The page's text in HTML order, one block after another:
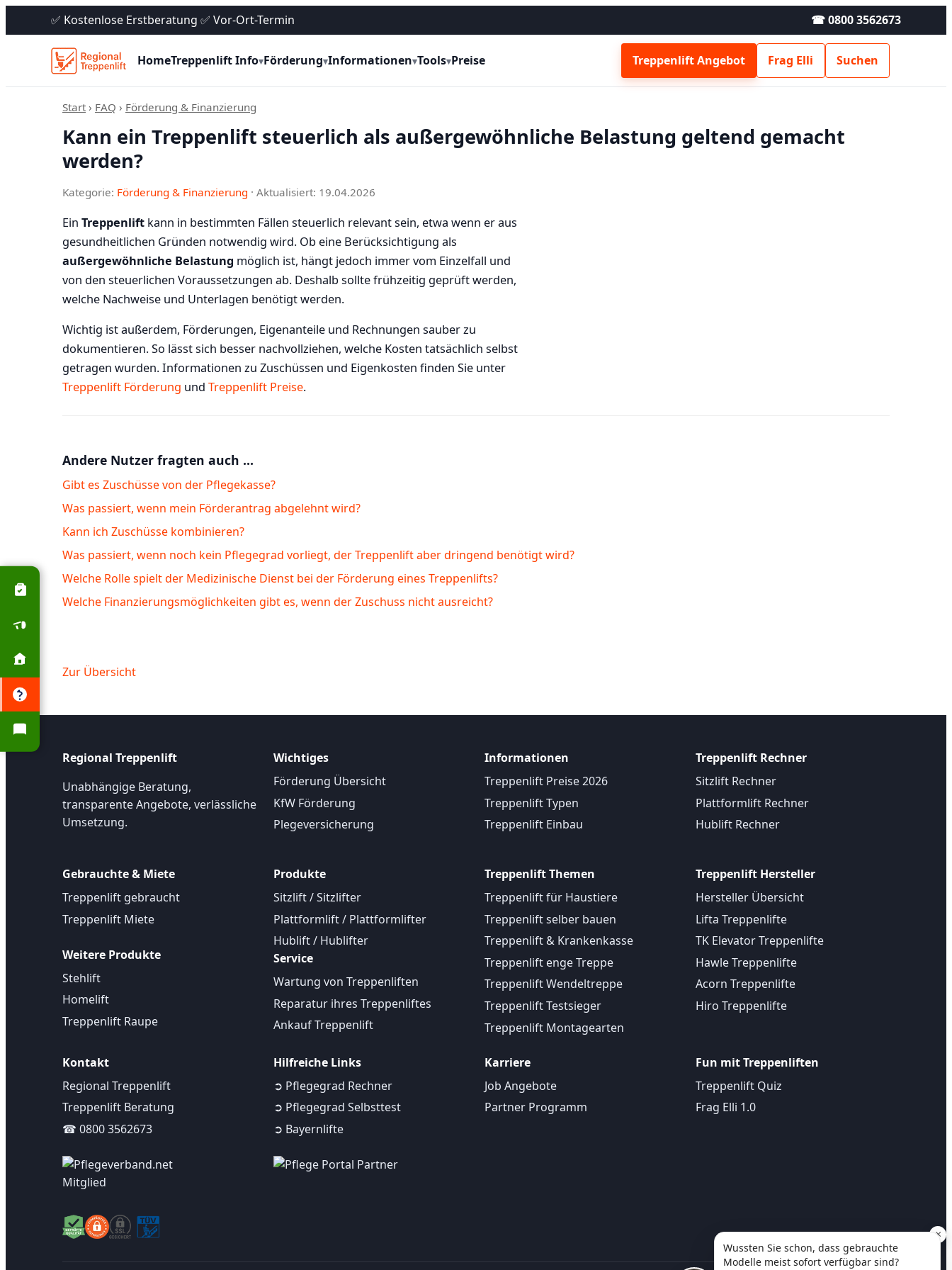
✅ Kostenlose Erstberatung ✅ Vor-Ort-Termin ☎ 0800 3562673
HomeTreppenlift Info▾Förderung▾Informationen▾Tools▾Preise Treppenlift Angebot Frag Elli Suchen
Start › FAQ › Förderung & Finanzierung
Kann ein Treppenlift steuerlich als außergewöhnliche Belastung geltend gemacht
werden?
Kategorie: Förderung & Finanzierung · Aktualisiert: 19.04.2026
Ein Treppenlift kann in bestimmten Fällen steuerlich relevant sein, etwa wenn er aus
gesundheitlichen Gründen notwendig wird. Ob eine Berücksichtigung als
außergewöhnliche Belastung möglich ist, hängt jedoch immer vom Einzelfall und
von den steuerlichen Voraussetzungen ab. Deshalb sollte frühzeitig geprüft werden,
welche Nachweise und Unterlagen benötigt werden.
Wichtig ist außerdem, Förderungen, Eigenanteile und Rechnungen sauber zu
dokumentieren. So lässt sich besser nachvollziehen, welche Kosten tatsächlich selbst
getragen wurden. Informationen zu Zuschüssen und Eigenkosten finden Sie unter
Treppenlift Förderung und Treppenlift Preise.
Andere Nutzer fragten auch …
Gibt es Zuschüsse von der Pflegekasse?
Was passiert, wenn mein Förderantrag abgelehnt wird?
Kann ich Zuschüsse kombinieren?
Was passiert, wenn noch kein Pflegegrad vorliegt, der Treppenlift aber dringend benötigt wird?
Welche Rolle spielt der Medizinische Dienst bei der Förderung eines Treppenlifts?
Welche Finanzierungsmöglichkeiten gibt es, wenn der Zuschuss nicht ausreicht?
Zur Übersicht
Regional Treppenlift
Unabhängige Beratung,
transparente Angebote, verlässliche
Umsetzung.
Wichtiges
Förderung Übersicht
KfW Förderung
Plegeversicherung
Informationen
Treppenlift Preise 2026
Treppenlift Typen
Treppenlift Einbau
Treppenlift Rechner
Sitzlift Rechner
Plattformlift Rechner
Hublift Rechner
Gebrauchte & Miete
Treppenlift gebraucht
Treppenlift Miete
Weitere Produkte
Stehlift
Homelift
Treppenlift Raupe
Produkte
Sitzlift / Sitzlifter
Plattformlift / Plattformlifter
Hublift / Hublifter
Service
Wartung von Treppenliften
Reparatur ihres Treppenliftes
Ankauf Treppenlift
Treppenlift Themen
Treppenlift für Haustiere
Treppenlift selber bauen
Treppenlift & Krankenkasse
Treppenlift enge Treppe
Treppenlift Wendeltreppe
Treppenlift Testsieger
Treppenlift Montagearten
Treppenlift Hersteller
Hersteller Übersicht
Lifta Treppenlifte
TK Elevator Treppenlifte
Hawle Treppenlifte
Acorn Treppenlifte
Hiro Treppenlifte
Kontakt
Regional Treppenlift
Treppenlift Beratung
☎ 0800 3562673
Hilfreiche Links
➲ Pflegegrad Rechner
➲ Pflegegrad Selbsttest
➲ Bayernlifte
Karriere
Job Angebote
Partner Programm
Fun mit Treppenliften
Treppenlift Quiz
Frag Elli 1.0
×
Wussten Sie schon, dass gebrauchte
Modelle meist sofort verfügbar sind?